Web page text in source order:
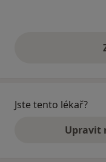
Jste tento lékař?
Upravit